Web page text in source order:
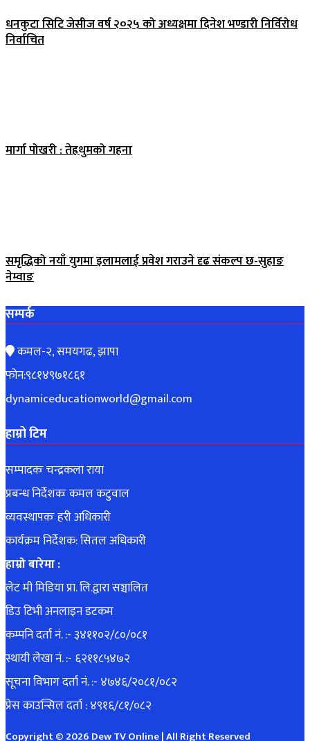
धनकुटा सिटि जेसीज वर्ष २०२५ को अध्यक्षमा दिनेश भण्डारी निर्विरोध
निर्वाचित
मार्गा पोखरी : तेह्रथुमको गहना
समृद्धिको नयाँ युगमा इलामलाई प्रवेश गराउने दृढ संकल्प छ-सुहाङ
नेम्वाङ
सम्पर्क
कमल-२, समयगढ, झापा
फोन:९८१४९७१८६१
dynamiceducationworld@gmail.com
हाम्रो टिम
सम्पादकः चन्द्रकला राया
प्रबन्ध निर्देशकः कमल कटुवाल
व्यवस्थापकः हरी अधिकारी
कार्यक्रम निर्देशक: सितल अधिकारी
हाम्रो बारेमा :
लेट मी मिडिया प्रा. लि.द्वारा सञ्चालित
डिउ टिभी अनलाइन डटकम
कम्पनि दर्ता नं. :- ३४११०२/८०/०८१
स्थायी लेखा नं. :- ६२११८५४७२
सूचना विभाग दर्ता नं. :- ४७४६/२०८१/०८२
प्रेस काउन्सिल दर्ता : ४९१६/८१/०८२
Copyright © 2026 Dew TV Online | All Right Reserved